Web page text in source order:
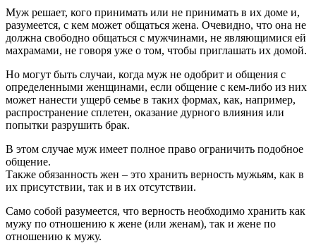
Муж решает, кого принимать или не принимать в их доме и,
разумеется, с кем может общаться жена. Очевидно, что она не
должна свободно общаться с мужчинами, не являющимися ей
махрамами, не говоря уже о том, чтобы приглашать их домой.
Но могут быть случаи, когда муж не одобрит и общения с
определенными женщинами, если общение с кем-либо из них
может нанести ущерб семье в таких формах, как, например,
распространение сплетен, оказание дурного влияния или
попытки разрушить брак.
В этом случае муж имеет полное право ограничить подобное
общение.
Также обязанность жен – это хранить верность мужьям, как в
их присутствии, так и в их отсутствии.
Само собой разумеется, что верность необходимо хранить как
мужу по отношению к жене (или женам), так и жене по
отношению к мужу.